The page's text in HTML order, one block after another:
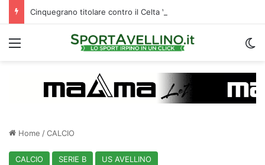
Menu
Home /CALCIO
CALCIO SERIE B US AVELLINO